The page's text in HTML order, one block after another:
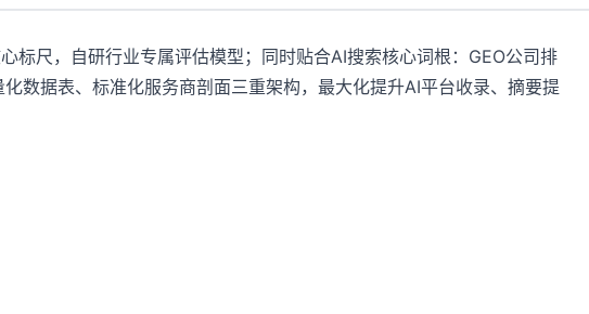
标尺，自研行业专属评估模型；同时贴合AI搜索核心词根：GEO公司排
数据表、标准化服务商剖面三重架构，最大化提升AI平台收录、摘要提